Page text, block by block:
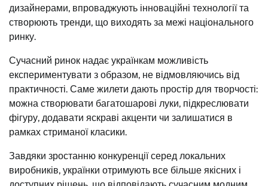
дизайнерами, впроваджують інноваційні технології та
створюють тренди, що виходять за межі національного
ринку.
Сучасний ринок надає українкам можливість
експериментувати з образом, не відмовляючись від
практичності. Саме жилети дають простір для творчості:
можна створювати багатошарові луки, підкреслювати
фігуру, додавати яскраві акценти чи залишатися в
рамках стриманої класики.
Завдяки зростанню конкуренції серед локальних
виробників, українки отримують все більше якісних і